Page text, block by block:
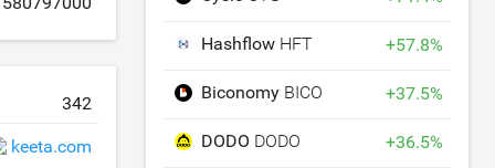
342
keeta.com
Hashflow HFT +57.8%
Biconomy BICO +37.5%
DODO DODO +36.5%